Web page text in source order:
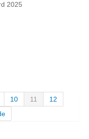
2025
10 11
12